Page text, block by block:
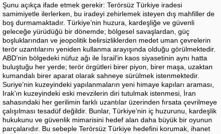
Şunu açıkça ifade etmek gerekir: Terörsüz Türkiye iradesi
samimiyetle ilerlerken, bu iradeyi zehirlemek isteyen dış mahfiller de
boş durmamaktadır. Türkiye’nin huzura, kardeşliğe ve güvenli
geleceğe yürüdüğü bir dönemde; bölgesel savaşlardan, güç
boşluklarından ve jeopolitik belirsizliklerden medet uman çevrelerin
terör uzantılarını yeniden kullanma arayışında olduğu görülmektedir.
ABD’nin bölgedeki nüfuz ağı ile İsrail’in kaos siyasetinin aynı hatta
buluştuğu her yerde; terör örgütleri birer piyon, birer maşa, uzaktan
kumandalı birer aparat olarak sahneye sürülmek istenmektedir.
Suriye’nin kuzeyindeki yapılanmaların yeni himaye kapıları araması,
Irak’ın kuzeyindeki eski mevzilerin diri tutulmak istenmesi, İran
sahasındaki her gerilimin farklı uzantılar üzerinden fırsata çevrilmeye
çalışılması tesadüf değildir. Bunlar, Türkiye’nin iç huzurunu, kardeşlik
hukukunu ve güvenlik mimarisini hedef alan daha büyük bir oyunun
parçalarıdır. Bu sebeple Terörsüz Türkiye hedefini korumak, ihanet